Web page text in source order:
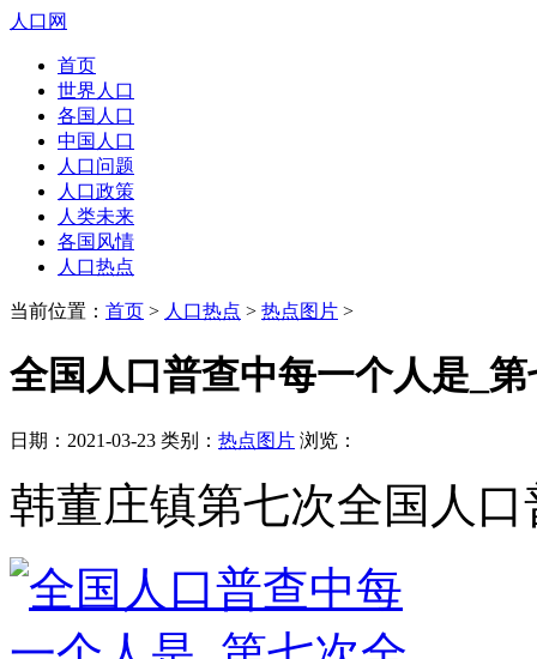
人口网
首页
世界人口
各国人口
中国人口
人口问题
人口政策
人类未来
各国风情
人口热点
当前位置： 首页 > 人口热点 > 热点图片 >
全国人口普查中每一个人是_
日期：2021-03-23 类别： 热点图片 浏览：
韩董庄镇第七次全国人口